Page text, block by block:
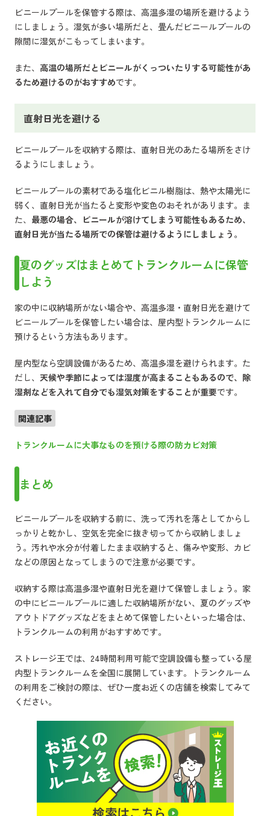
ビニールプールを保管する際は、高温多湿の場所を避けるよう
にしましょう。湿気が多い場所だと、畳んだビニールプールの
隙間に湿気がこもってしまいます。
また、 高温の場所だとビニールがくっついたりする可能性があ
るため避けるのがおすすめです。
直射日光を避ける
ビニールプールを収納する際は、直射日光のあたる場所をさけ
るようにしましょう。
ビニールプールの素材である塩化ビニル樹脂は、熱や太陽光に
弱く、直射日光が当たると変形や変色のおそれがあります。ま
た、 最悪の場合、ビニールが溶けてしまう可能性もあるため、
直射日光が当たる場所での保管は避けるようにしましょう。
夏のグッズはまとめてトランクルームに保管
しよう
家の中に収納場所がない場合や、高温多湿・直射日光を避けて
ビニールプールを保管したい場合は、屋内型トランクルームに
預けるという方法もあります。
屋内型なら空調設備があるため、高温多湿を避けられます。た
だし、 天候や季節によっては湿度が高まることもあるので、除
湿剤などを入れて自分でも湿気対策をすることが重要です。
関連記事
トランクルームに大事なものを預ける際の防カビ対策
まとめ
ビニールプールを収納する前に、洗って汚れを落としてからし
っかりと乾かし、空気を完全に抜き切ってから収納しましょ
う。汚れや水分が付着したまま収納すると、傷みや変形、カビ
などの原因となってしまうので注意が必要です。
収納する際は高温多湿や直射日光を避けて保管しましょう。家
の中にビニールプールに適した収納場所がない、夏のグッズや
アウトドアグッズなどをまとめて保管したいといった場合は、
トランクルームの利用がおすすめです。
ストレージ王では、24時間利用可能で空調設備も整っている屋
内型トランクルームを全国に展開しています。トランクルーム
の利用をご検討の際は、ぜひ一度お近くの店舗を検索してみて
ください。